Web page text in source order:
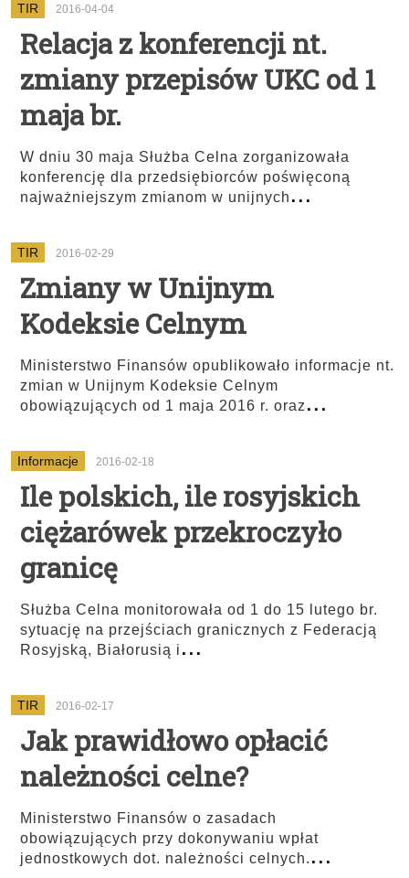
TIR 2016-04-04
Relacja z konferencji nt.
zmiany przepisów UKC od 1
maja br.
W dniu 30 maja Służba Celna zorganizowała
konferencję dla przedsiębiorców poświęconą
najważniejszym zmianom w unijnych...
TIR 2016-02-29
Zmiany w Unijnym
Kodeksie Celnym
Ministerstwo Finansów opublikowało informacje nt.
zmian w Unijnym Kodeksie Celnym
obowiązujących od 1 maja 2016 r. oraz...
Informacje 2016-02-18
Ile polskich, ile rosyjskich
ciężarówek przekroczyło
granicę
Służba Celna monitorowała od 1 do 15 lutego br.
sytuację na przejściach granicznych z Federacją
Rosyjską, Białorusią i...
TIR 2016-02-17
Jak prawidłowo opłacić
należności celne?
Ministerstwo Finansów o zasadach
obowiązujących przy dokonywaniu wpłat
jednostkowych dot. należności celnych....